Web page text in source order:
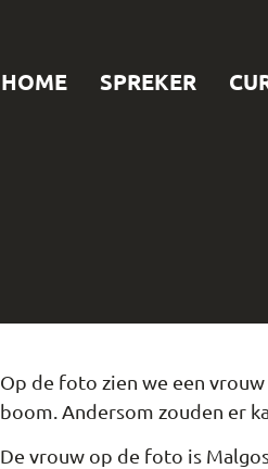
HOME SPREKER
Op de foto zien we een
boom. Andersom zouden er
De vrouw op de foto is